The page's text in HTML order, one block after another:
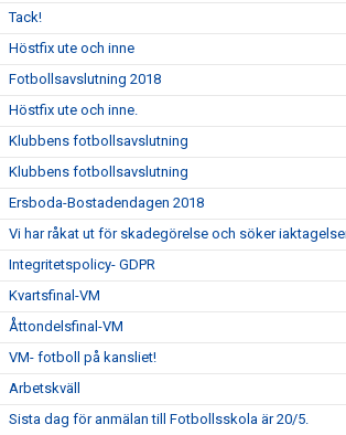
Tack!
Höstfix ute och inne
Fotbollsavslutning 2018
Höstfix ute och inne.
Klubbens fotbollsavslutning
Klubbens fotbollsavslutning
Ersboda-Bostadendagen 2018
Vi har råkat ut för skadegörelse och söker
Integritetspolicy- GDPR
Kvartsfinal-VM
Åttondelsfinal-VM
VM- fotboll på kansliet!
Arbetskväll
Sista dag för anmälan till Fotbollsskola är 20/5.